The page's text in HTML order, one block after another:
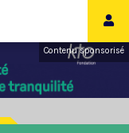
Contenu sponsorisé